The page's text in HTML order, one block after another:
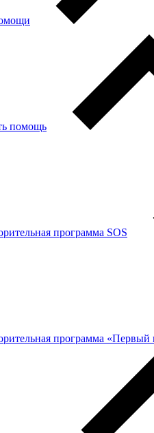
помощь
программа SOS
программа «Первый